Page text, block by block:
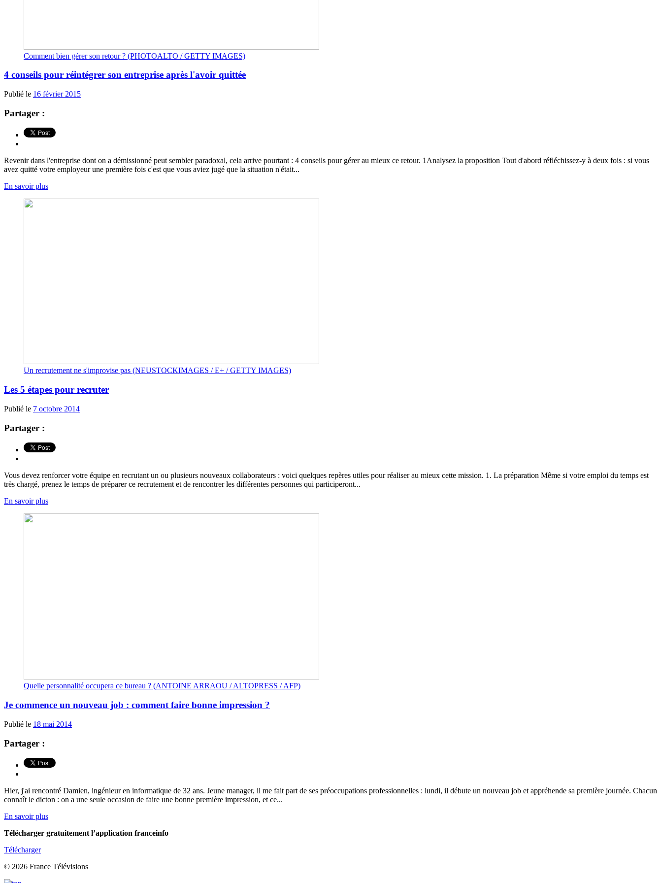
Comment bien gérer son retour ? (PHOTOALTO / GETTY IMAGES)
4 conseils pour réintégrer son entreprise après l'avoir quittée
Publié le 16 février 2015
Partager :
Revenir dans l'entreprise dont on a démissionné peut sembler paradoxal, cela arrive pourtant : 4 conseils pour gérer au mieux ce retour. 1Analysez la proposition Tout d'abord réfléchissez-y à deux fois : si vous
avez quitté votre employeur une première fois c'est que vous aviez jugé que la situation n'était...
En savoir plus
Un recrutement ne s'improvise pas (NEUSTOCKIMAGES / E+ / GETTY IMAGES)
Les 5 étapes pour recruter
Publié le 7 octobre 2014
Partager :
Vous devez renforcer votre équipe en recrutant un ou plusieurs nouveaux collaborateurs : voici quelques repères utiles pour réaliser au mieux cette mission. 1. La préparation Même si votre emploi du temps est
très chargé, prenez le temps de préparer ce recrutement et de rencontrer les différentes personnes qui participeront...
En savoir plus
Quelle personnalité occupera ce bureau ? (ANTOINE ARRAOU / ALTOPRESS / AFP)
Je commence un nouveau job : comment faire bonne impression ?
Publié le 18 mai 2014
Partager :
Hier, j'ai rencontré Damien, ingénieur en informatique de 32 ans. Jeune manager, il me fait part de ses préoccupations professionnelles : lundi, il débute un nouveau job et appréhende sa première journée. Chacun
connaît le dicton : on a une seule occasion de faire une bonne première impression, et ce...
En savoir plus
Télécharger gratuitement l’application franceinfo
Télécharger
© 2026 France Télévisions